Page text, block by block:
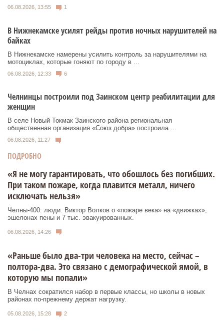
06.08.2026, 13:55 1
В Нижнекамске усилят рейды против ночных нарушителей на
байках
В Нижнекамске намерены усилить контроль за нарушителями на
мотоциклах, которые гоняют по городу в ...
06.08.2026, 12:33 6
Челнинцы построили под Заинском центр реабилитации для
женщин
В селе Новый Токмак Заинского района региональная
общественная организация «Союз добра» построила ...
06.08.2026, 11:27
ПОДРОБНО
«Я не могу гарантировать, что обошлось без погибших.
При таком пожаре, когда плавится металл, ничего
исключать нельзя»
Челны-400: люди. Виктор Волков о «пожаре века» на «движках»,
эшелонах пены и 7 тыс. эвакуированных.
06.08.2026, 14:26
«Раньше было два-три человека на место, сейчас –
полтора-два. Это связано с демографической ямой, в
которую мы попали»
В Челнах сократился набор в первые классы, но школы в новых
районах по-прежнему держат нагрузку.
05.08.2026, 15:28 2